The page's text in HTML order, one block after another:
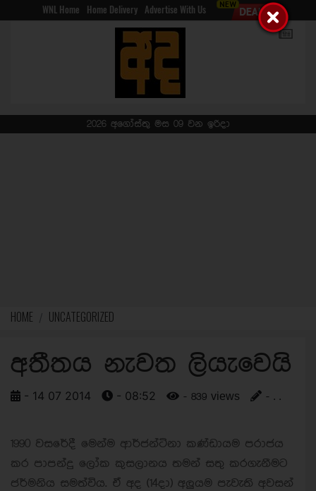
WNL Home Home Delivery Advertise With Us
2026 අගෝස්තු මස 09 වන ඉරිදා
HOME UNCATEGORIZED
අතීතය නැවත ලියැවෙයි
- 14 07 2014 - 08:52 - 839 views - . .
1990 වසරේදී මෙන්ම ආර්ජන්ටිනා කණ්ඩායම පරාජය
කර පාපන්දු ලෝක කුසලානය තමන් සතු කරගැනීමට
ජර්මනිය සමත්විය. ඒ අද (14දා) අලුයම පැවැති අවසන්